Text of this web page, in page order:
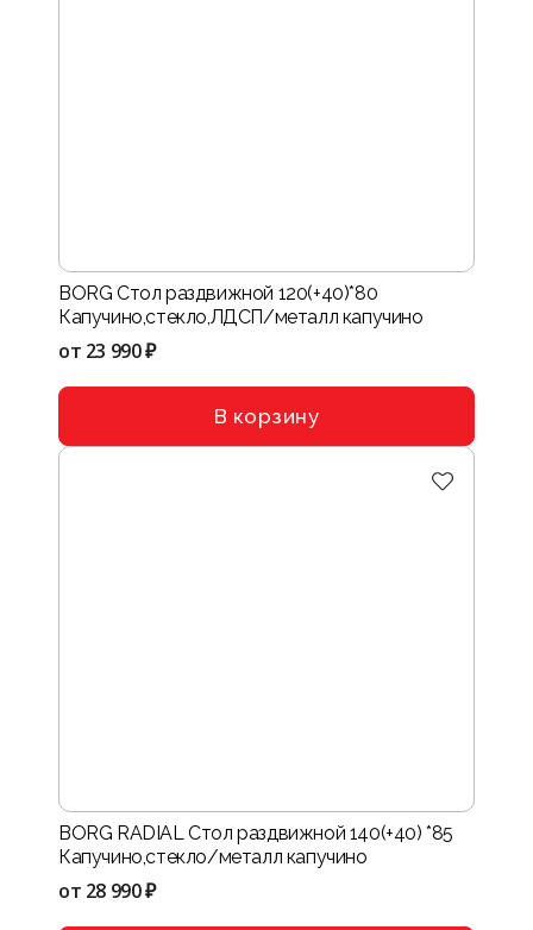
BORG Стол раздвижной 120(+40)*80
Капучино,стекло,ЛДСП/металл капучино
от 23 990 ₽
В корзину
BORG RADIAL Стол раздвижной 140(+40) *85
Капучино,стекло/металл капучино
от 28 990 ₽